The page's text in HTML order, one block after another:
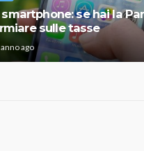
se hai la
sulle tasse
anno ago